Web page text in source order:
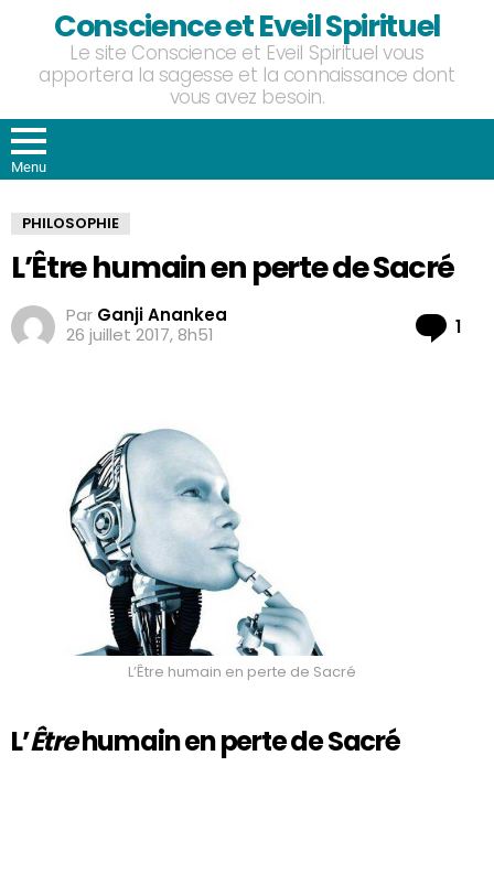
Conscience et Eveil Spirituel
Le site Conscience et Eveil Spirituel vous
apportera la sagesse et la connaissance dont
vous avez besoin.
Menu
PHILOSOPHIE
L’Être humain en perte de Sacré
Par Ganji Anankea
26 juillet 2017, 8h51
1
L’Être humain en perte de Sacré
L’Êtrehumain enperte de Sacré